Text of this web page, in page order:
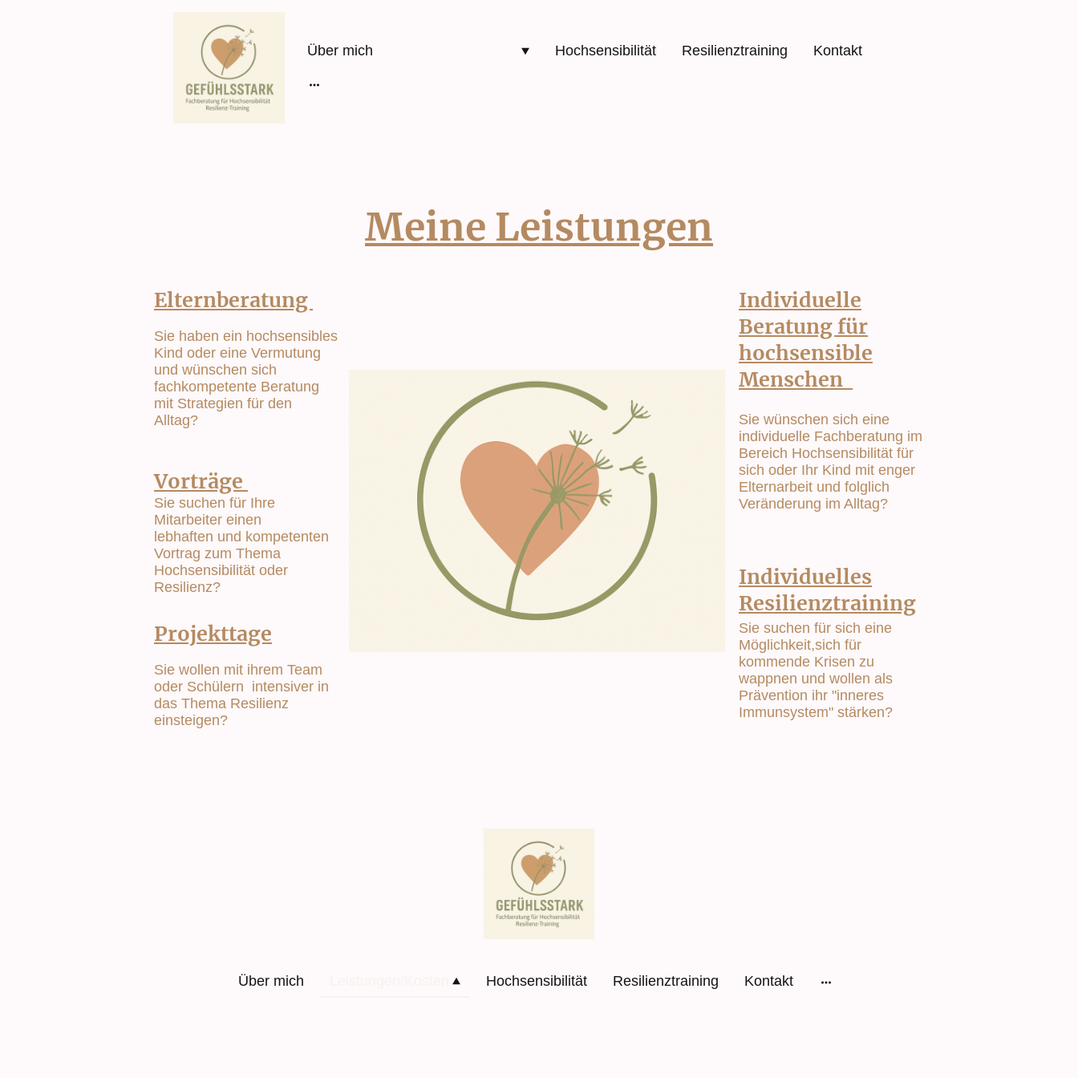
Über mich Hochsensibilität Resilienztraining Kontakt
Meine Leistungen
Elternberatung
Sie wünschen sich eine
individuelle Fachberatung im
Bereich Hochsensibilität für
sich oder Ihr Kind mit enger
Elternarbeit und folglich
Veränderung im Alltag?
Individuelle
Beratung für
hochsensible
Menschen
Sie haben ein hochsensibles
Kind oder eine Vermutung
und wünschen sich
fachkompetente Beratung
mit Strategien für den
Alltag?
Individuelles
Resilienztraining
Sie suchen für sich eine
Möglichkeit,sich für
kommende Krisen zu
wappnen und wollen als
Prävention ihr "inneres
Immunsystem" stärken?
Vorträge
Sie suchen für Ihre
Mitarbeiter einen
lebhaften und kompetenten
Vortrag zum Thema
Hochsensibilität oder
Resilienz?
Projekttage
Sie wollen mit ihrem Team
oder Schülern intensiver in
das Thema Resilienz
einsteigen?
Über mich Hochsensibilität Resilienztraining Kontakt